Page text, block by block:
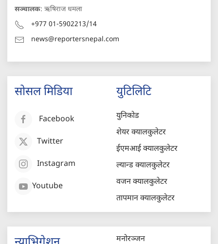
सञ्चालक: ऋषिराज धमला
+977 01-5902213/14
news@reportersnepal.com
सोसल मिडिया
Facebook
Twitter
Instagram
Youtube
युटिलिटि
युनिकोड
शेयर क्यालकुलेटर
ईएमआई क्यालकुलेटर
ल्यान्ड क्यालकुलेटर
वजन क्यालकुलेटर
तापमान क्यालकुलेटर
मनोरञ्जन